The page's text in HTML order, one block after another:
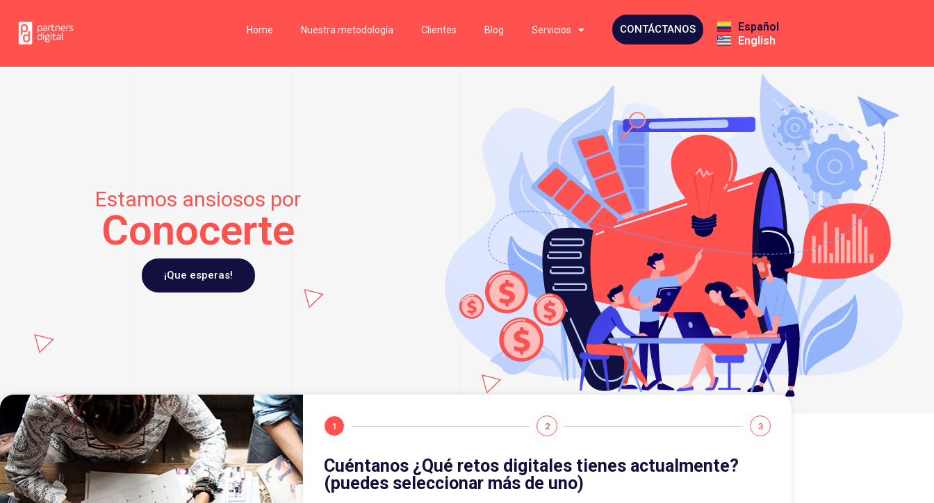
Home Nuestra metodología Clientes Blog Servicios CONTÁCTANOS
Español
English
Estamos ansiosos por
Conocerte
¡Que esperas!
1 2 3
Cuéntanos ¿Qué retos digitales tienes actualmente?
(puedes seleccionar más de uno)